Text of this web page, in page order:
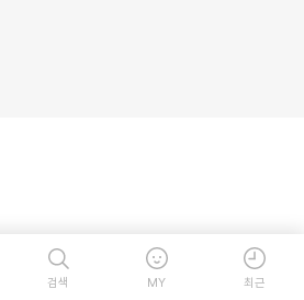
검색 MY 최근